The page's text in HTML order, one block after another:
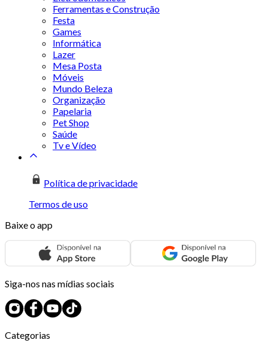
Ferramentas e Construção
Festa
Games
Informática
Lazer
Mesa Posta
Móveis
Mundo Beleza
Organização
Papelaria
Pet Shop
Saúde
Tv e Vídeo
Política de privacidade
Termos de uso
Baixe o app
Siga-nos nas mídias sociais
Categorias